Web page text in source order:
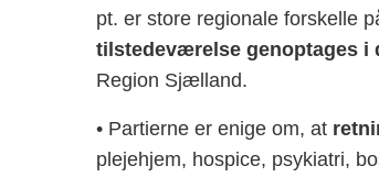
pt. er store regionale forskelle
tilstedeværelse genoptages i
Region Sjælland.
• Partierne er enige om, at
plejehjem, hospice, psykiatri,